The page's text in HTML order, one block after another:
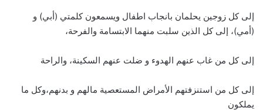
إلى كل زوجين يحلمان بانجاب اطفال ويسمعون كلمتي (أبي) و
(أمي)، إلى كل الذين سلبت منهما الابتسامة والفرحة،
إلى كل من غاب عنهم الهدوء و ضلت عنهم السكينة، والراحة
إلى كل من استنزفتهم الأمراض المستعصية مالهم و بدنهم،وكل ما
يملكون